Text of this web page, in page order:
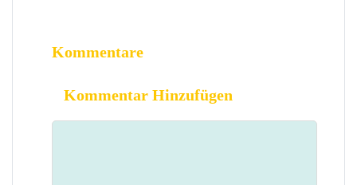
Kommentare
Kommentar Hinzufügen